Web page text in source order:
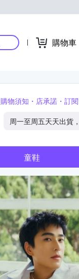
購物車
購物須知 店承諾 訂
公告周一至周五天天出貨
童鞋